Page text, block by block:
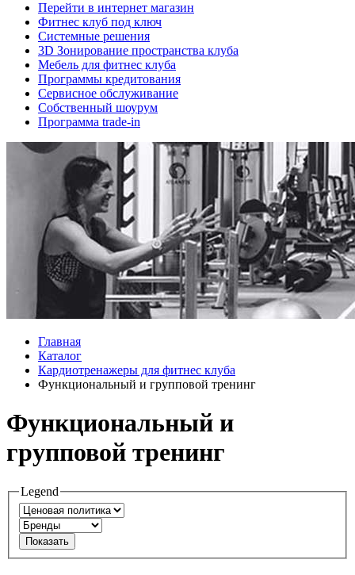
Перейти в интернет магазин
Фитнес клуб под ключ
Системные решения
3D Зонирование пространства клуба
Мебель для фитнес клуба
Программы кредитования
Сервисное обслуживание
Собственный шоурум
Программа trade-in
Главная
Каталог
Кардиотренажеры для фитнес клуба
Функциональный и групповой тренинг
Функциональный и
групповой тренинг
Legend
Показать